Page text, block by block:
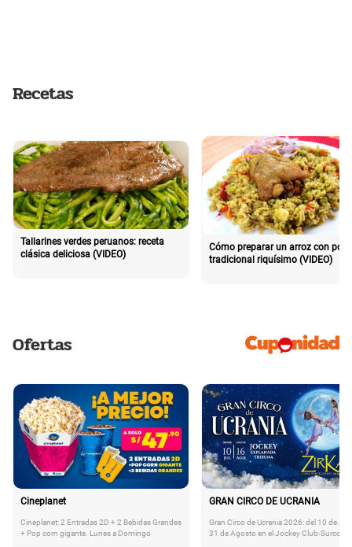
Recetas
Tallarines verdes peruanos: receta
clásica deliciosa (VIDEO)
Cómo preparar un arroz con pollo
tradicional riquísimo (VIDEO)
Ofertas
Cineplanet
Cineplanet: 2 Entradas 2D + 2 Bebidas Grandes
+ Pop corn gigante. Lunes a Domingo
GRAN CIRCO DE UCRANIA
Gran Circo de Ucrania 2026: del 10 de
31 de Agosto en el Jockey Club-Surco